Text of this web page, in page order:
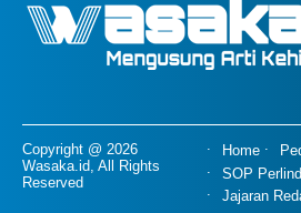
Copyright @ 2026
Wasaka.id, All Rights
Reserved
Home
SOP
Jajaran